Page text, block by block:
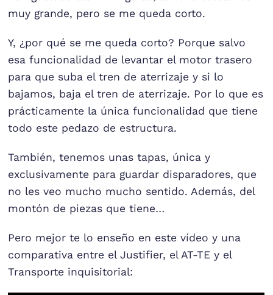
muy grande, pero se me queda corto.
Y, ¿por qué se me queda corto? Porque salvo
esa funcionalidad de levantar el motor trasero
para que suba el tren de aterrizaje y si lo
bajamos, baja el tren de aterrizaje. Por lo que es
prácticamente la única funcionalidad que tiene
todo este pedazo de estructura.
También, tenemos unas tapas, única y
exclusivamente para guardar disparadores, que
no les veo mucho mucho sentido. Además, del
montón de piezas que tiene…
Pero mejor te lo enseño en este vídeo y una
comparativa entre el Justifier, el AT-TE y el
Transporte inquisitorial: